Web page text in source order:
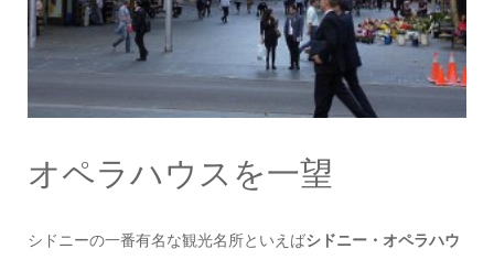
オペラハウスを一望
シドニーの一番有名な観光名所といえばシドニー・オペラハウ